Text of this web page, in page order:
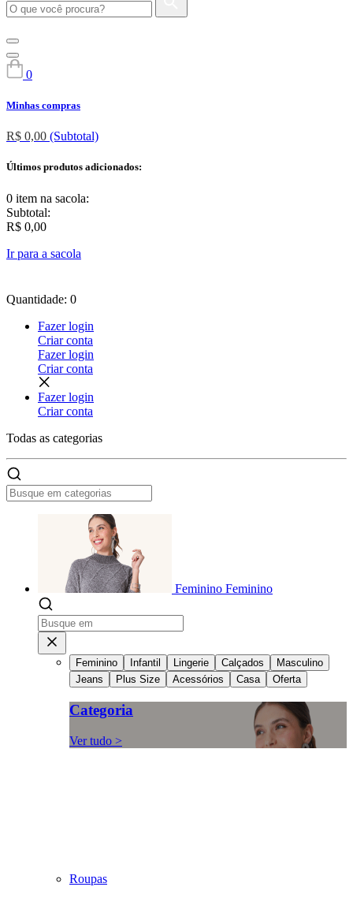
0
Minhas compras
R$ 0,00 (Subtotal)
Últimos produtos adicionados:
0 item na sacola:
Subtotal:
R$ 0,00
Ir para a sacola
Quantidade: 0
Fazer login
Criar conta
Fazer login
Criar conta
Fazer login
Criar conta
Todas as categorias
Feminino Feminino
Feminino Infantil Lingerie Calçados
Masculino
Jeans
Plus Size Acessórios Casa Oferta
Categoria
Ver tudo >
Roupas